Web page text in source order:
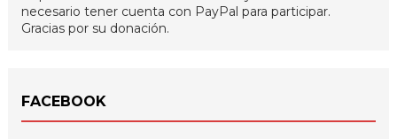
necesario tener cuenta con PayPal para participar.
Gracias por su donación.
FACEBOOK